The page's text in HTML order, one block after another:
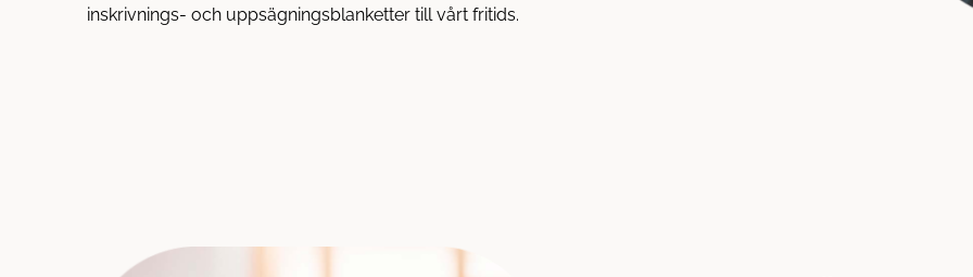
inskrivnings- och uppsägningsblanketter till vårt fritids.